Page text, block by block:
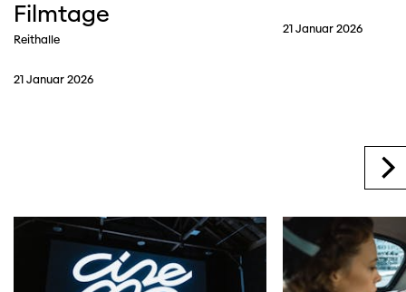
Filmtage
Reithalle
21 Januar 2026
21 Januar 2026